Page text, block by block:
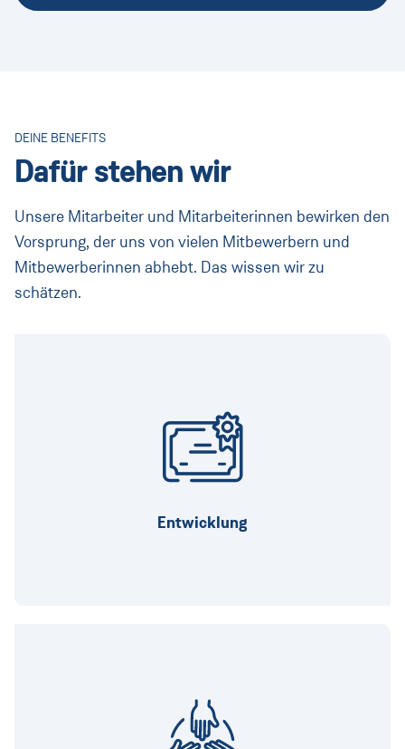
DEINE BENEFITS
Dafür stehen wir
Unsere Mitarbeiter und Mitarbeiterinnen bewirken den
Vorsprung, der uns von vielen Mitbewerbern und
Mitbewerberinnen abhebt. Das wissen wir zu
schätzen.
Entwicklung
Weil wir auch nach deinem erfolgreichen
Karrierestart zielgerichtet auf deine stetige
Weil uns unsere Mitarbeiter und